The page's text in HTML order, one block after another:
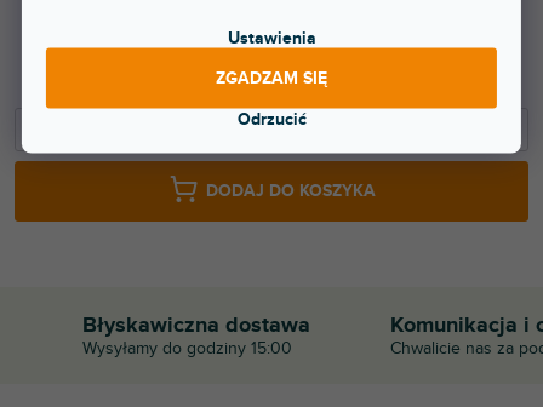
Ustawienia
Odrzucić
ZGADZAM SIĘ
31,30 zł
DODAJ DO KOSZYKA
Błyskawiczna dostawa
Wysyłamy do godziny 15:00
Komunikacja i
Chwalicie nas za